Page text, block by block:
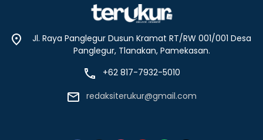
Jl. Raya Panglegur Dusun Kramat RT/RW 001/001 Desa
Panglegur, Tlanakan, Pamekasan.
+62 817-7932-5010
redaksiterukur@gmail.com